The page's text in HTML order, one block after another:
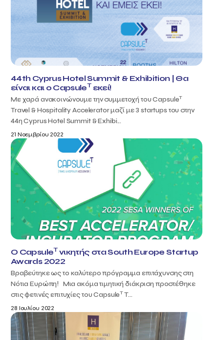
44th Cyprus Hotel Summit & Exhibition | Θα
είναι και ο CapsuleTεκεί!
Με χαρά ανακοινώνουμε την συμμετοχή του CapsuleT
Travel & Hospitality Accelerator μαζί με 3 startups του στην
44η Cyprus Hotel Summit & Exhibi...
21 Νοεμβρίου 2022
O CapsuleTνικητής στα South Europe Startup
Awards 2022
Βραβεύτηκε ως το καλύτερο πρόγραμμα επιτάχυνσης στη
Νότια Ευρώπη! Μια ακόμα τιμητική διάκριση προστέθηκε
στις φετινές επιτυχίες του CapsuleTT...
28 Ιουλίου 2022